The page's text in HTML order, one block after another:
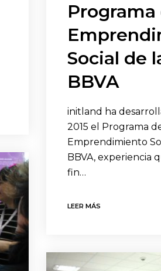
Programa
Social de
BBVA
initland ha
2015 el Programa
Emprendimiento
BBVA, experiencia
fin…
LEER MÁS